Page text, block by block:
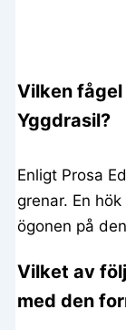
Vilken
Yggdrasil?
Enligt Prosa
grenar. En
ögonen på
Vilket av
med den